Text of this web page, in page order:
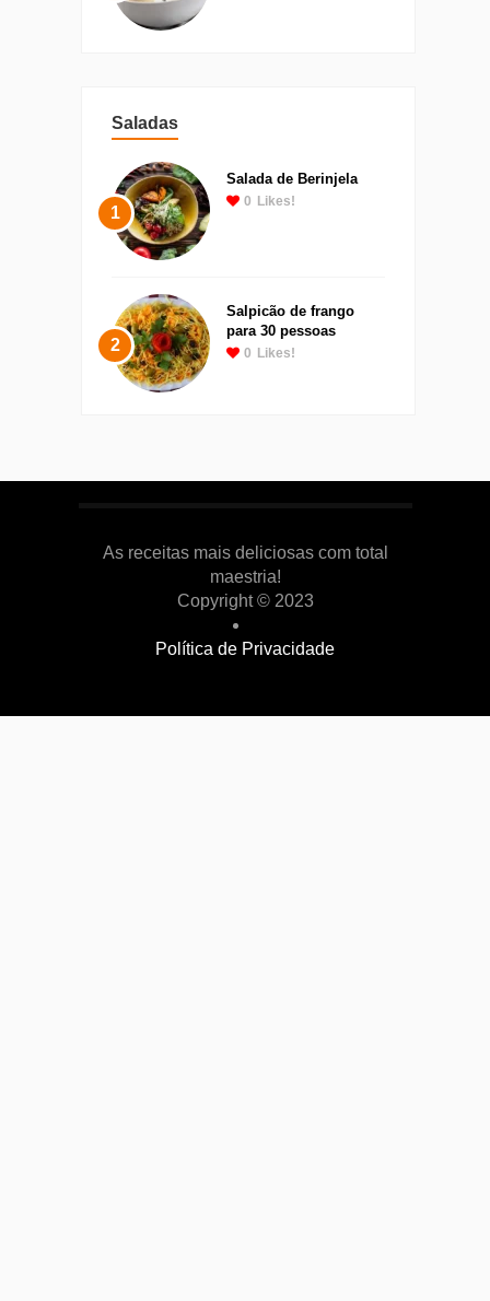
Saladas
1
Salada de Berinjela
0 Likes!
2
Salpicão de frango
para 30 pessoas
0 Likes!
As receitas mais deliciosas com total
maestria!
Copyright © 2023
Política de Privacidade